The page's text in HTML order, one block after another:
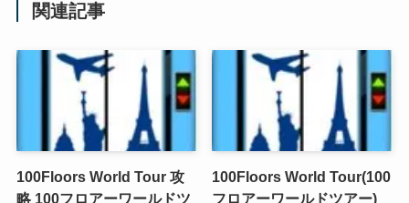
関連記事
100Floors World Tour 攻
略 100フロアーワールドツ
100Floors World Tour(100
フロアーワールドツアー)